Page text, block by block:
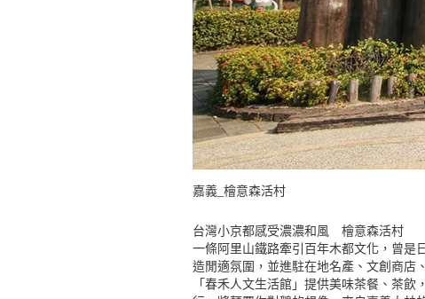
嘉義_檜意森活村
台灣小京都感受濃濃和風 檜意森活村
一條阿里山鐵路牽引百年木都文化，曾是
造閒適氛圍，並進駐在地名產、文創商店
「春禾人文生活館」提供美味茶餐、茶